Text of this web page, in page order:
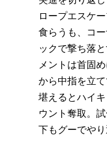
ロープエスケ
食らうも、コ
ックで撃ち落
メントは首固
から中指を立
堪えるとハイ
ウント奪取。
下もグーでやり